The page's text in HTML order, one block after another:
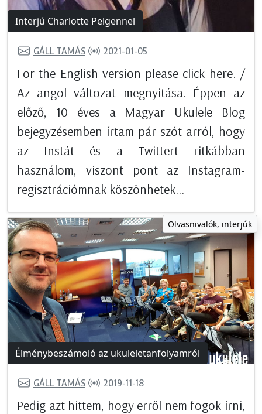
Interjú Charlotte Pelgennel
GÁLL TAMÁS 2021-01-05
For the English version please click here. /
Az angol változat megnyitása. Éppen az
előző, 10 éves a Magyar Ukulele Blog
bejegyzésemben írtam pár szót arról, hogy
az Instát és a Twittert ritkábban
használom, viszont pont az Instagram-
regisztrációmnak köszönhetek...
Olvasnivalók, interjúk
Élménybeszámoló az ukuleletanfolyamról
GÁLL TAMÁS 2019-11-18
Pedig azt hittem, hogy erről nem fogok írni,